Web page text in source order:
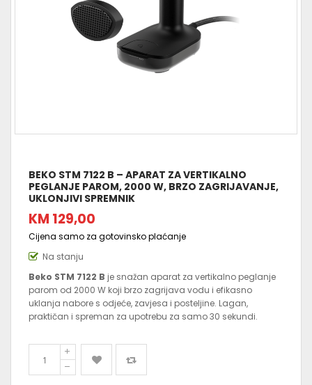
BEKO STM 7122 B – APARAT ZA VERTIKALNO
PEGLANJE PAROM, 2000 W, BRZO ZAGRIJAVANJE,
UKLONJIVI SPREMNIK
KM 129,00
Cijena samo za gotovinsko plaćanje
Na stanju
Beko STM 7122 B je snažan aparat za vertikalno peglanje
parom od 2000 W koji brzo zagrijava vodu i efikasno
uklanja nabore s odjeće, zavjesa i posteljine. Lagan,
praktičan i spreman za upotrebu za samo 30 sekundi.